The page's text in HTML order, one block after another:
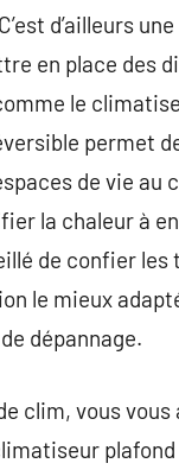
d’ailleurs
en place des
le
permet
de vie au
la chaleur à
de confier
le mieux
dépannage.
clim, vous